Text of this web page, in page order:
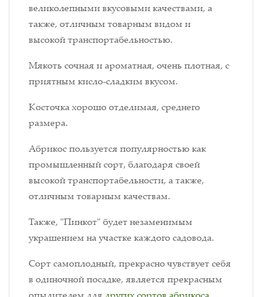
великолепными вкусовыми качествами, а
также, отличным товарным видом и
высокой транспортабельностью.
Мякоть сочная и ароматная, очень плотная, с
приятным кисло-сладким вкусом.
Косточка хорошо отделимая, среднего
размера.
Абрикос пользуется популярностью как
промышленный сорт, благодаря своей
высокой транспортабельности, а также,
отличным товарным качествам.
Также, "Пинкот" будет незаменимым
украшением на участке каждого садовода.
Сорт самоплодный, прекрасно чувствует себя
в одиночной посадке, является прекрасным
опылителем для других сортов абрикоса